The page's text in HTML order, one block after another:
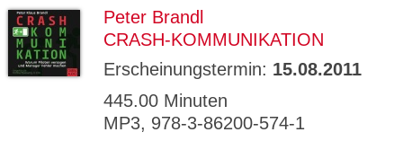
Peter Brandl
CRASH-KOMMUNIKATION
Erscheinungstermin: 15.08.2011
445.00 Minuten
MP3, 978-3-86200-574-1